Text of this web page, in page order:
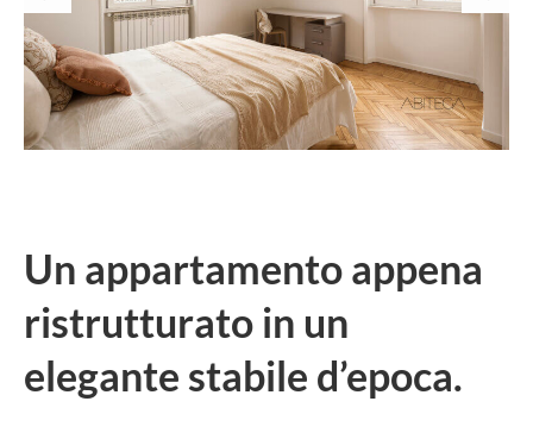
Un appartamento appena
ristrutturato in un
elegante stabile d’epoca.